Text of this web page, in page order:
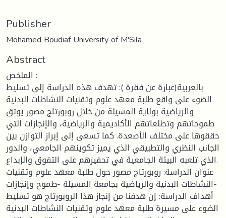
Publisher
Mohamed Boudiaf University of M'Sila
Abstract
الملخص :
بالعربية(عبارة عن فقرة ): تهدف هذه الدراسة إلى تسليط
الضوء على واقع طلبة معهد علوم وتقنيات النشاطات البدنية
والرياضية بولاية المسيلة من خلال روبورتاج مصور يوثق
طموحاتهم وتطلعاتهم الأكاديمية والرياضية، والإنجازات التي
حققوها على مختلف الأصعدة. كما تسعى إلى إبراز التوازن بين
الجانب النظري والتطبيقي الذي يميز تكوينهم الجامعي، والدور
الذي تلعبه البيئة الجامعية في تحفيزهم على التفوق والإبداع.
عنوان الدراسة: روبورتاج مصور حول طلبة معهد علوم وتقنيات
النشاطات البدنية والرياضية بجامعة المسيلة -طموح وإنجازات-
أهداف الدراسة: إن هدفنا من إنجاز هذا الروبورتاج هو تسليط
الضوء على مسيرة طلبة معهد علوم وتقنيات النشاطات البدنية